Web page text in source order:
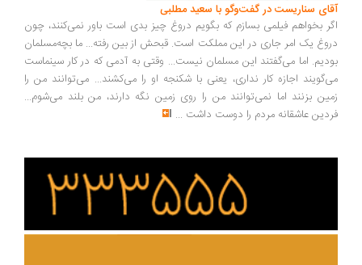
سناریست در گفت‌وگو با سعید مطلبی
بخواهم فیلمی بسازم که بگویم دروغ چیز بدی است باور نمی‌کنند، چون
یک امر جاری در این مملکت است. قبحش از بین رفته... ما بچه‌مسلمان
اما می‌گفتند این مسلمان نیست... وقتی به آدمی که در کار سینماست
اجازه کار نداری، یعنی با شکنجه او را می‌کشند... می‌توانند من را
بزنند اما نمی‌توانند من را روی زمین نگه دارند، من بلند می‌شوم...
عاشقانه مردم را دوست داشت ...